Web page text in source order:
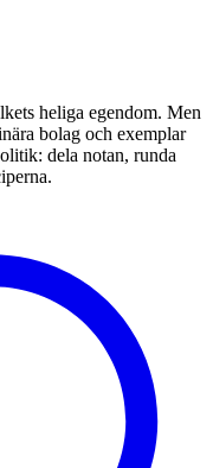
heliga egendom. Men
bolag och exemplar
dela notan, runda